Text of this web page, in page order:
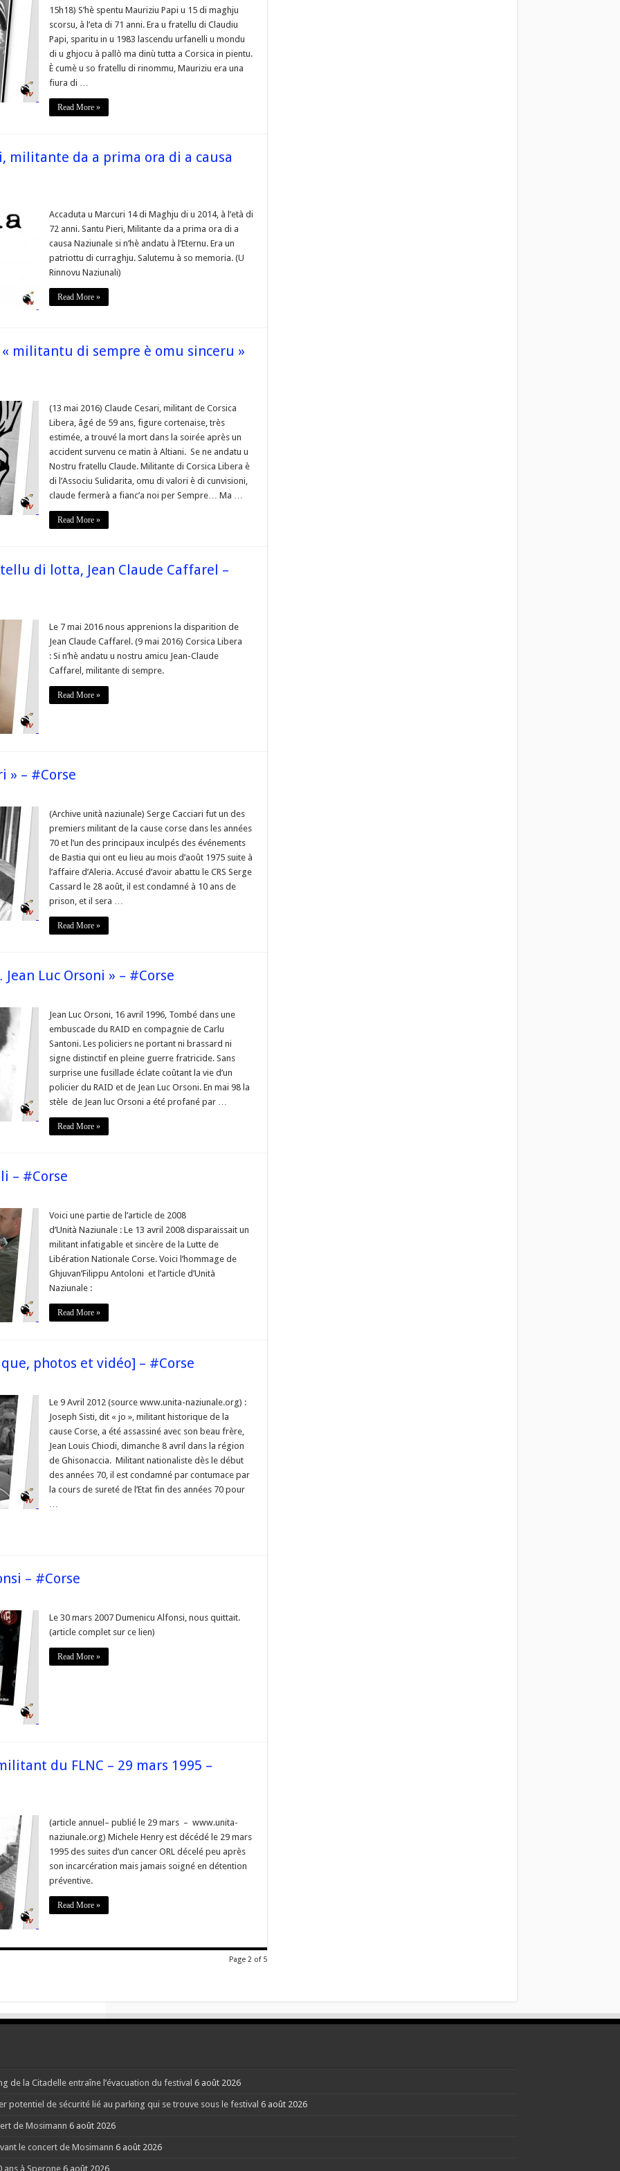
15h18) S’hè spentu Mauriziu Papi u 15 di maghju
scorsu, à l’eta di 71 anni. Era u fratellu di Claudiu
Papi, sparitu in u 1983 lascendu urfanelli u mondu
di u ghjocu à pallò ma dinù tutta a Corsica in pientu.
È cumè u so fratellu di rinommu, Mauriziu era una
fiura di …
Read More »
militante da a prima ora di a causa
Accaduta u Marcuri 14 di Maghju di u 2014, à l’età di
72 anni. Santu Pieri, Militante da a prima ora di a
causa Naziunale si n’hè andatu à l’Eternu. Era un
patriottu di curraghju. Salutemu à so memoria. (U
Rinnovu Naziunali)
Read More »
militantu di sempre è omu sinceru »
»
(13 mai 2016) Claude Cesari, militant de Corsica
Libera, âgé de 59 ans, figure cortenaise, très
estimée, a trouvé la mort dans la soirée après un
accident survenu ce matin à Altiani. Se ne andatu u
Nostru fratellu Claude. Militante di Corsica Libera è
di l’Associu Sulidarita, omu di valori è di cunvisioni,
claude fermerà a fianc’a noi per Sempre… Ma …
Read More »
di lotta, Jean Claude Caffarel –
Le 7 mai 2016 nous apprenions la disparition de
Jean Claude Caffarel. (9 mai 2016) Corsica Libera
: Si n’hè andatu u nostru amicu Jean-Claude
Caffarel, militante di sempre.
Read More »
» – #Corse
»
(Archive unità naziunale) Serge Cacciari fut un des
premiers militant de la cause corse dans les années
70 et l’un des principaux inculpés des événements
de Bastia qui ont eu lieu au mois d’août 1975 suite à
l’affaire d’Aleria. Accusé d’avoir abattu le CRS Serge
Cassard le 28 août, il est condamné à 10 ans de
prison, et il sera …
Read More »
Luc Orsoni » – #Corse
Jean Luc Orsoni, 16 avril 1996, Tombé dans une
embuscade du RAID en compagnie de Carlu
Santoni. Les policiers ne portant ni brassard ni
signe distinctif en pleine guerre fratricide. Sans
surprise une fusillade éclate coûtant la vie d’un
policier du RAID et de Jean Luc Orsoni. En mai 98 la
stèle de Jean luc Orsoni a été profané par …
Read More »
– #Corse
Voici une partie de l’article de 2008
d’Unità Naziunale : Le 13 avril 2008 disparaissait un
militant infatigable et sincère de la Lutte de
Libération Nationale Corse. Voici l’hommage de
Ghjuvan’Filippu Antoloni et l’article d’Unità
Naziunale :
Read More »
photos et vidéo] – #Corse
Le 9 Avril 2012 (source www.unita-naziunale.org) :
Joseph Sisti, dit « jo », militant historique de la
cause Corse, a été assassiné avec son beau frère,
Jean Louis Chiodi, dimanche 8 avril dans la région
de Ghisonaccia. Militant nationaliste dès le début
des années 70, il est condamné par contumace par
la cours de sureté de l’Etat fin des années 70 pour
– #Corse
Le 30 mars 2007 Dumenicu Alfonsi, nous quittait.
(article complet sur ce lien)
Read More »
du FLNC – 29 mars 1995 –
(article annuel– publié le 29 mars – www.unita-
naziunale.org) Michele Henry est décédé le 29 mars
1995 des suites d’un cancer ORL décelé peu après
son incarcération mais jamais soigné en détention
préventive.
Read More »
Page 2 of 5
de la Citadelle entraîne l’évacuation du festival 6 août 2026
potentiel de sécurité lié au parking qui se trouve sous le festival 6 août 2026
de Mosimann 6 août 2026
le concert de Mosimann 6 août 2026
ans à Sperone 6 août 2026